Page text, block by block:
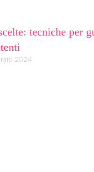
tecniche per
2024